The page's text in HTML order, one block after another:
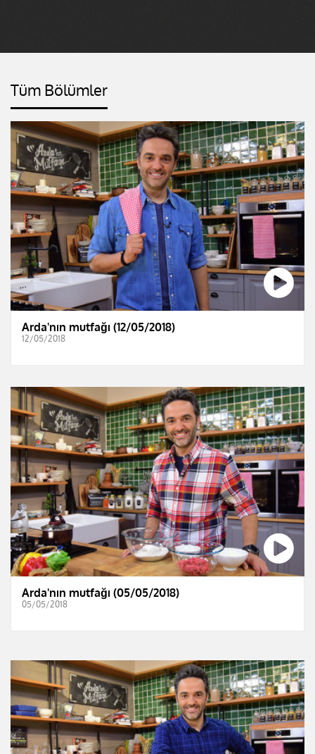
Tüm Bölümler
Arda'nın mutfağı (12/05/2018)
12/05/2018
Arda'nın mutfağı (05/05/2018)
05/05/2018